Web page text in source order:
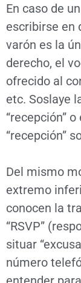
En caso de
escribirse en
varón es la
derecho, el
ofrecido al
etc. Soslaye
“recepción”
“recepción”
Del mismo
extremo
conocen la
“RSVP”
situar
número